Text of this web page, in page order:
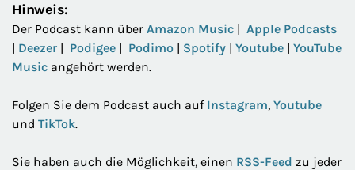
Hinweis:
Der Podcast kann über Amazon Music | Apple Podcasts
| Deezer | Podigee | Podimo | Spotify | Youtube | YouTube
Music angehört werden.
Folgen Sie dem Podcast auch auf Instagram, Youtube
und TikTok.
Sie haben auch die Möglichkeit, einen RSS-Feed zu jeder